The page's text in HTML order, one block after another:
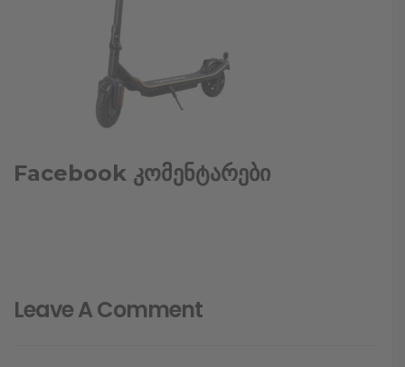
Facebook კომენტარები
Leave A Comment